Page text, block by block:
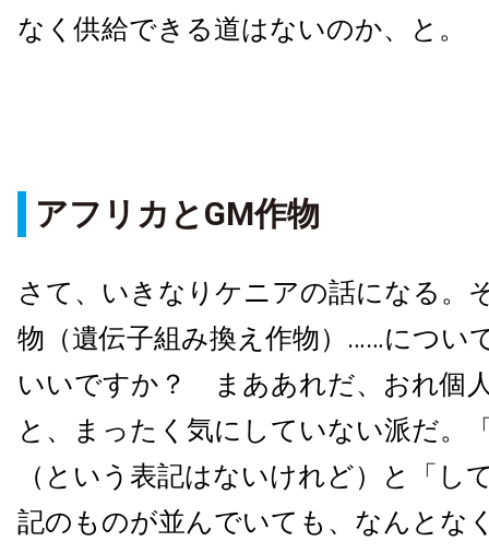
なく供給できる道はないのか、と。
アフリカとGM作物
さて、いきなりケニアの話になる。
物（遺伝子組み換え作物）……につい
いいですか？ まああれだ、おれ個
と、まったく気にしていない派だ。
（という表記はないけれど）と「し
記のものが並んでいても、なんとな